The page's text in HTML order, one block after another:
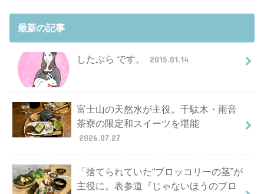
最新の記事
したぷら です。 2015.01.14
富士山の天然水が主役。千駄木・雨音
茶寮の限定和スイーツを堪能
2026.07.27
「捨てられていた“ブロッコリーの茎”が
主役に。表参道『じゃないほうのブロ